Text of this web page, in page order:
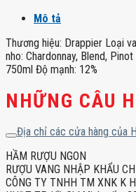
Mô tả
Thương hiệu: Drappier Loại
nho: Chardonnay, Blend,
750ml Độ mạnh: 12%
NHỮNG CÂU
Địa chỉ các cửa hàng của
HẦM RƯỢU NGON
RƯỢU VANG NHẬP KHẨU
CÔNG TY TNHH TM XNK K